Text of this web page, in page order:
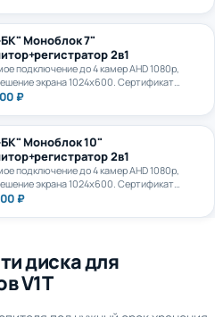
до 1Тб.
БК" Моноблок 7"
2в1
подключение до 4 камер AHD 1080p,
экрана 1024х600. Сертификат
₽
БК" Моноблок 10"
2в1
подключение до 4 камер AHD 1080p,
экрана 1024х600. Сертификат
₽
диска для
V1T